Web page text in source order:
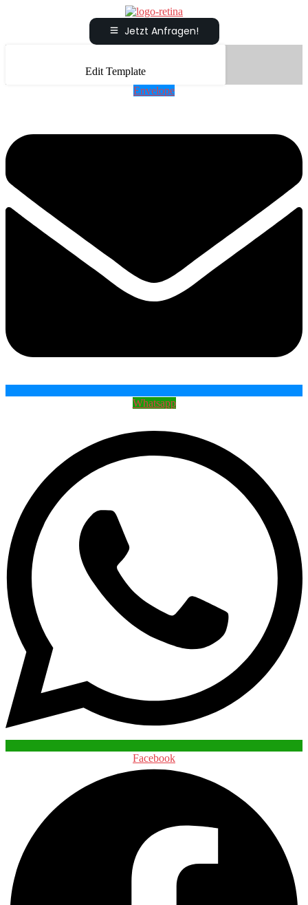
Jetzt Anfragen!
Edit Template
Envelope
Whatsapp
Facebook